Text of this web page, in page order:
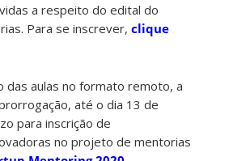
a respeito do edital do
Para se inscrever,clique
das aulas no formato remoto, a
até o dia 13 de
para inscrição de
no projeto de mentorias